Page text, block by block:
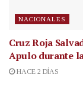
NACIONALES
Cruz Roja
Apulo durante
HACE 2 DÍAS